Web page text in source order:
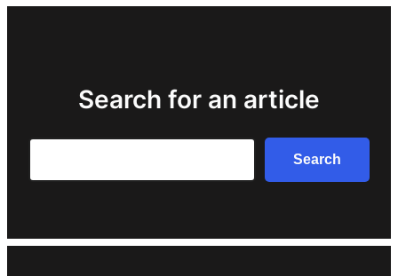
Search for an article
Search